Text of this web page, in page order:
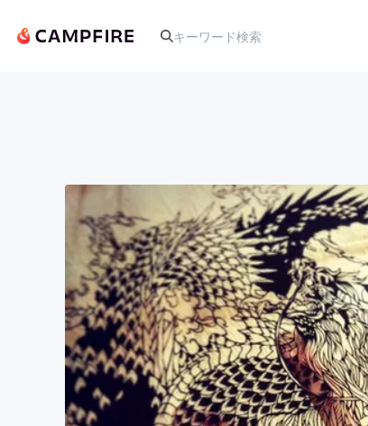
アート・写真
テクノロジー・ガジェット
映像・映画
ビジネス・起業
まちづくり・地域活性化